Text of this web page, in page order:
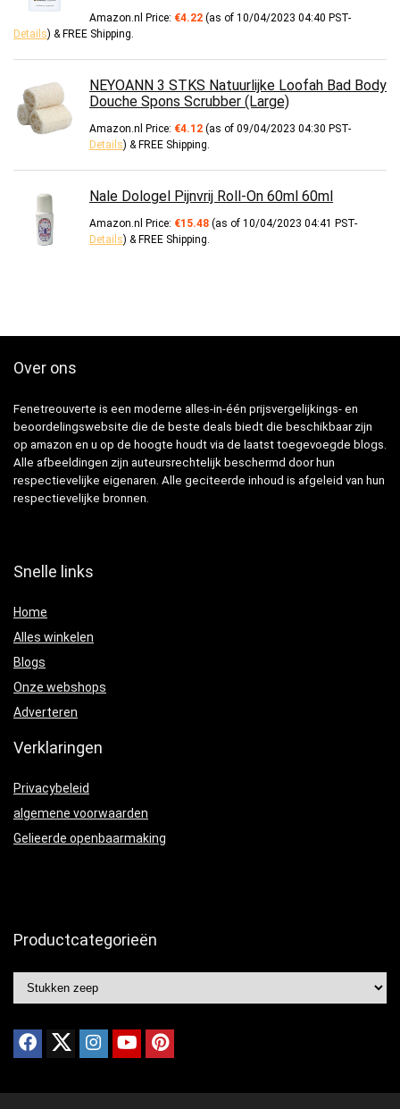
Amazon.nl Price: €4.22 (as of 10/04/2023 04:40 PST-
Details) & FREE Shipping
NEYOANN 3 STKS Natuurlijke Loofah Bad Body
Douche Spons Scrubber (Large)
Amazon.nl Price: €4.12 (as of 09/04/2023 04:30 PST-
Details) & FREE Shipping
Nale Dologel Pijnvrij Roll-On 60ml 60ml
Amazon.nl Price: €15.48 (as of 10/04/2023 04:41 PST-
Details) & FREE Shipping
Over ons
Fenetreouverte is een moderne alles-in-één prijsvergelijkings- en
beoordelingswebsite die de beste deals biedt die beschikbaar zijn
op amazon en u op de hoogte houdt via de laatst toegevoegde blogs.
Alle afbeeldingen zijn auteursrechtelijk beschermd door hun
respectievelijke eigenaren. Alle geciteerde inhoud is afgeleid van hun
respectievelijke bronnen.
Snelle links
Home
Alles winkelen
Blogs
Onze webshops
Adverteren
Verklaringen
Privacybeleid
algemene voorwaarden
Gelieerde openbaarmaking
Productcategorieën